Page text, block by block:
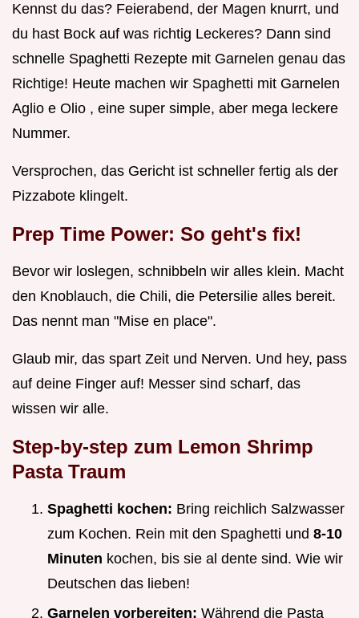
Kennst du das? Feierabend, der Magen knurrt, und
du hast Bock auf was richtig Leckeres? Dann sind
schnelle Spaghetti Rezepte mit Garnelen genau das
Richtige! Heute machen wir Spaghetti mit Garnelen
Aglio e Olio , eine super simple, aber mega leckere
Nummer.
Versprochen, das Gericht ist schneller fertig als der
Pizzabote klingelt.
Prep Time Power: So geht's fix!
Bevor wir loslegen, schnibbeln wir alles klein. Macht
den Knoblauch, die Chili, die Petersilie alles bereit.
Das nennt man "Mise en place".
Glaub mir, das spart Zeit und Nerven. Und hey, pass
auf deine Finger auf! Messer sind scharf, das
wissen wir alle.
Step-by-step zum Lemon Shrimp
Pasta Traum
Spaghetti kochen: Bring reichlich Salzwasser
zum Kochen. Rein mit den Spaghetti und 8-10
Minuten kochen, bis sie al dente sind. Wie wir
Deutschen das lieben!
Garnelen vorbereiten: Während die Pasta